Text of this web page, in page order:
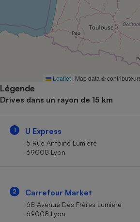
Leaflet | Map data ©
Légende
Drives dans un rayon de 15 km
1 U Express
5 Rue Antoine Lumiere
69008 Lyon
2 Carrefour Market
68 Avenue Des Frères Lumière
69008 Lyon